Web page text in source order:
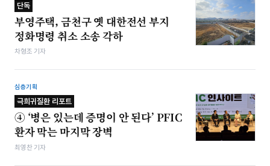
단독
부영주택, 금천구 옛 대한전선 부지
정화명령 취소 소송 각하
차형조 기자
심층기획
극희귀질환 리포트
④ ‘병은 있는데 증명이 안 된다’ PFIC
환자 막는 마지막 장벽
최영찬 기자